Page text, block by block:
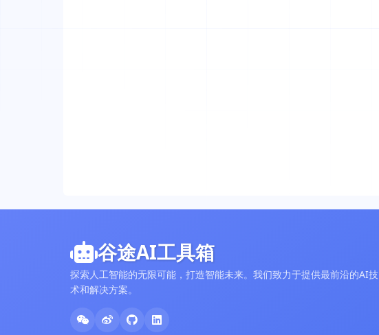
谷途AI工具箱
探索人工智能的无限可能，打造智能未来。我们致力于提供最前沿的AI技
术和解决方案。